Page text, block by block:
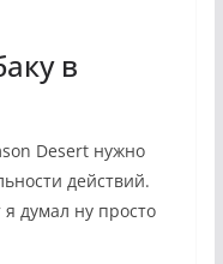
в
Desert нужно
действий.
думал ну просто